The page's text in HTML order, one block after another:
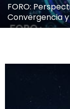
FORO:
Convergencia